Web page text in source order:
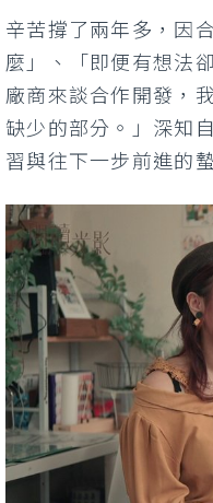
辛苦撐了兩年多，因
麼」、「即便有想法
廠商來談合作開發，
缺少的部分。」深知
習與往下一步前進的